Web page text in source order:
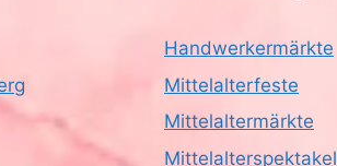
Handwerkermärkte
Mittelalterfeste
Mittelaltermärkte
Mittelalterspektakel